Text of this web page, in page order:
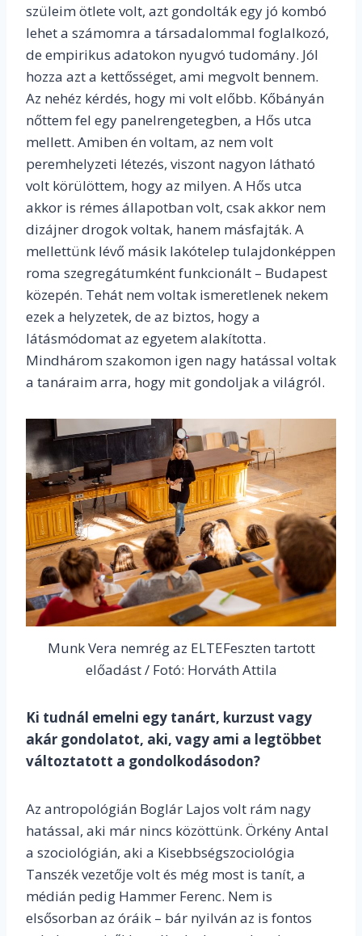
szüleim ötlete volt, azt gondolták egy jó kombó
lehet a számomra a társadalommal foglalkozó,
de empirikus adatokon nyugvó tudomány. Jól
hozza azt a kettősséget, ami megvolt bennem.
Az nehéz kérdés, hogy mi volt előbb. Kőbányán
nőttem fel egy panelrengetegben, a Hős utca
mellett. Amiben én voltam, az nem volt
peremhelyzeti létezés, viszont nagyon látható
volt körülöttem, hogy az milyen. A Hős utca
akkor is rémes állapotban volt, csak akkor nem
dizájner drogok voltak, hanem másfajták. A
mellettünk lévő másik lakótelep tulajdonképpen
roma szegregátumként funkcionált – Budapest
közepén. Tehát nem voltak ismeretlenek nekem
ezek a helyzetek, de az biztos, hogy a
látásmódomat az egyetem alakította.
Mindhárom szakomon igen nagy hatással voltak
a tanáraim arra, hogy mit gondoljak a világról.
Munk Vera nemrég az ELTEFeszten tartott
előadást / Fotó: Horváth Attila
Ki tudnál emelni egy tanárt, kurzust vagy
akár gondolatot, aki, vagy ami a legtöbbet
változtatott a gondolkodásodon?
Az antropológián Boglár Lajos volt rám nagy
hatással, aki már nincs közöttünk. Örkény Antal
a szociológián, aki a Kisebbségszociológia
Tanszék vezetője volt és még most is tanít, a
médián pedig Hammer Ferenc. Nem is
elsősorban az óráik – bár nyilván az is fontos